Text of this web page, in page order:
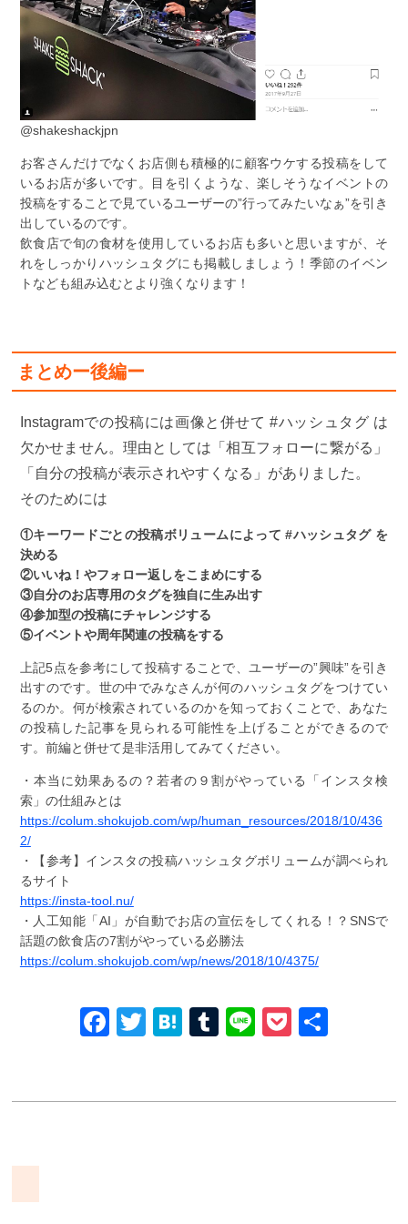
@shakeshackjpn
お客さんだけでなくお店側も積極的に顧客ウケする投稿をして
いるお店が多いです。目を引くような、楽しそうなイベントの
投稿をすることで見ているユーザーの”行ってみたいなぁ”を引き
出しているのです。
飲食店で旬の食材を使用しているお店も多いと思いますが、そ
れをしっかりハッシュタグにも掲載しましょう！季節のイベン
トなども組み込むとより強くなります！
まとめー後編ー
Instagramでの投稿には画像と併せて #ハッシュタグ は
欠かせません。理由としては「相互フォローに繋がる」
「自分の投稿が表示されやすくなる」がありました。
そのためには
①キーワードごとの投稿ボリュームによって #ハッシュタグ を
決める
②いいね！やフォロー返しをこまめにする
③自分のお店専用のタグを独自に生み出す
④参加型の投稿にチャレンジする
⑤イベントや周年関連の投稿をする
上記5点を参考にして投稿することで、ユーザーの”興味”を引き
出すのです。世の中でみなさんが何のハッシュタグをつけてい
るのか。何が検索されているのかを知っておくことで、あなた
の投稿した記事を見られる可能性を上げることができるので
す。前編と併せて是非活用してみてください。
・本当に効果あるの？若者の９割がやっている「インスタ検
索」の仕組みとは
https://colum.shokujob.com/wp/human_resources/2018/10/436
2/
・【参考】インスタの投稿ハッシュタグボリュームが調べられ
るサイト
https://insta-tool.nu/
・人工知能「AI」が自動でお店の宣伝をしてくれる！？SNSで
話題の飲食店の7割がやっている必勝法
https://colum.shokujob.com/wp/news/2018/10/4375/
Facebook
TwitterHatena
Tumblr
LinePocket